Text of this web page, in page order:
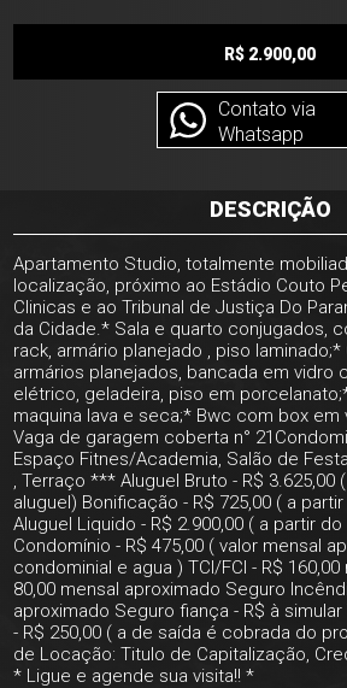
R$ 2.900,00
Contato via
Whatsapp
DESCRIÇÃO
Apartamento Studio, totalmente
localização, próximo ao Estádio Couto
Clinicas e ao Tribunal de Justiça Do
da Cidade.* Sala e quarto conjugados,
rack, armário planejado , piso
armários planejados, bancada em vidro
elétrico, geladeira, piso em
maquina lava e seca;* Bwc com box
Vaga de garagem coberta n°
Espaço Fitnes/Academia, Salão de
, Terraço *** Aluguel Bruto - R$ 3.625,00
aluguel) Bonificação - R$ 725,00 ( a
Aluguel Liquido - R$ 2.900,00 ( a partir do
Condomínio - R$ 475,00 ( valor mensal
condominial e agua ) TCI/FCI - R$ 160,00
80,00 mensal aproximado Seguro
aproximado Seguro fiança - R$ à
- R$ 250,00 ( a de saída é cobrada do
de Locação: Titulo de Capitalização,
* Ligue e agende sua visita!! *